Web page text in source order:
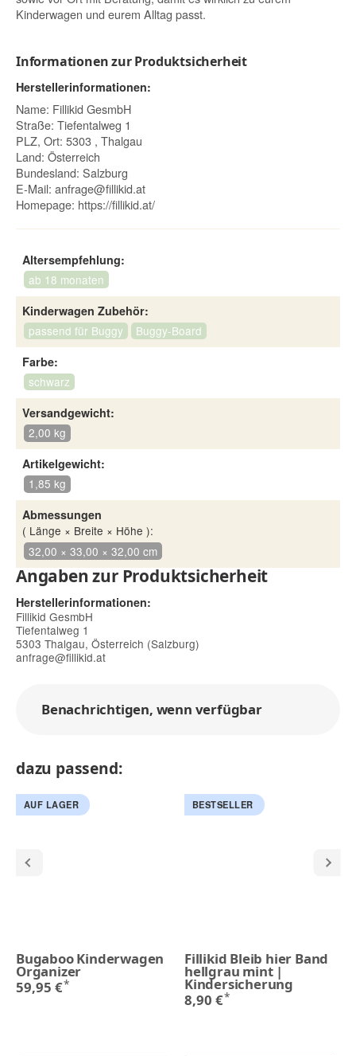
Kinderwagen und eurem Alltag passt.
Informationen zur Produktsicherheit
Herstellerinformationen:
Name: Fillikid GesmbH
Straße: Tiefentalweg 1
PLZ, Ort: 5303 , Thalgau
Land: Österreich
Bundesland: Salzburg
E-Mail: anfrage@fillikid.at
Homepage: https://fillikid.at/
Altersempfehlung:
ab 18 monaten
Kinderwagen Zubehör:
passend für Buggy
Buggy-Board
Farbe:
schwarz
Versandgewicht:
2,00 kg
Artikelgewicht:
1,85 kg
Abmessungen
( Länge × Breite × Höhe ):
32,00 × 33,00 × 32,00 cm
Angaben zur Produktsicherheit
Herstellerinformationen:
Fillikid GesmbH
Tiefentalweg 1
5303 Thalgau, Österreich (Salzburg)
anfrage@fillikid.at
Benachrichtigen, wenn verfügbar
dazu passend:
AUF LAGER
Bugaboo Kinderwagen
Organizer
59,95 €*
BESTSELLER
Fillikid Bleib hier Band
hellgrau mint |
Kindersicherung
8,90 €*